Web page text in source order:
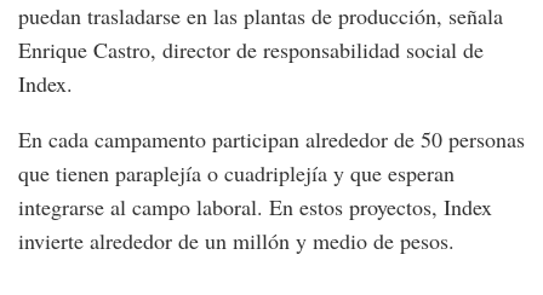
puedan trasladarse en las plantas de producción, señala
Enrique Castro, director de responsabilidad social de
Index.
En cada campamento participan alrededor de 50 personas
que tienen paraplejía o cuadriplejía y que esperan
integrarse al campo laboral. En estos proyectos, Index
invierte alrededor de un millón y medio de pesos.